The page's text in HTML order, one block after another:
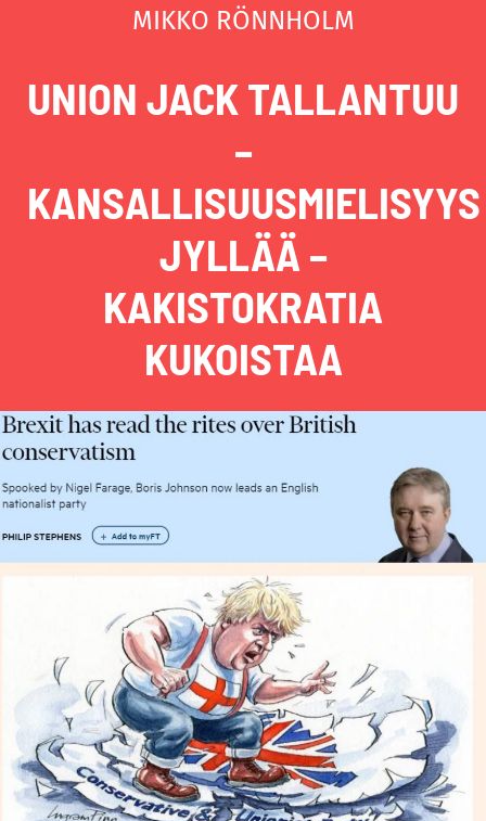
MIKKO RÖNNHOLM
UNION JACK TALLANTUU
–
KANSALLISUUSMIELISYYS
JYLLÄÄ –
KAKISTOKRATIA
KUKOISTAA